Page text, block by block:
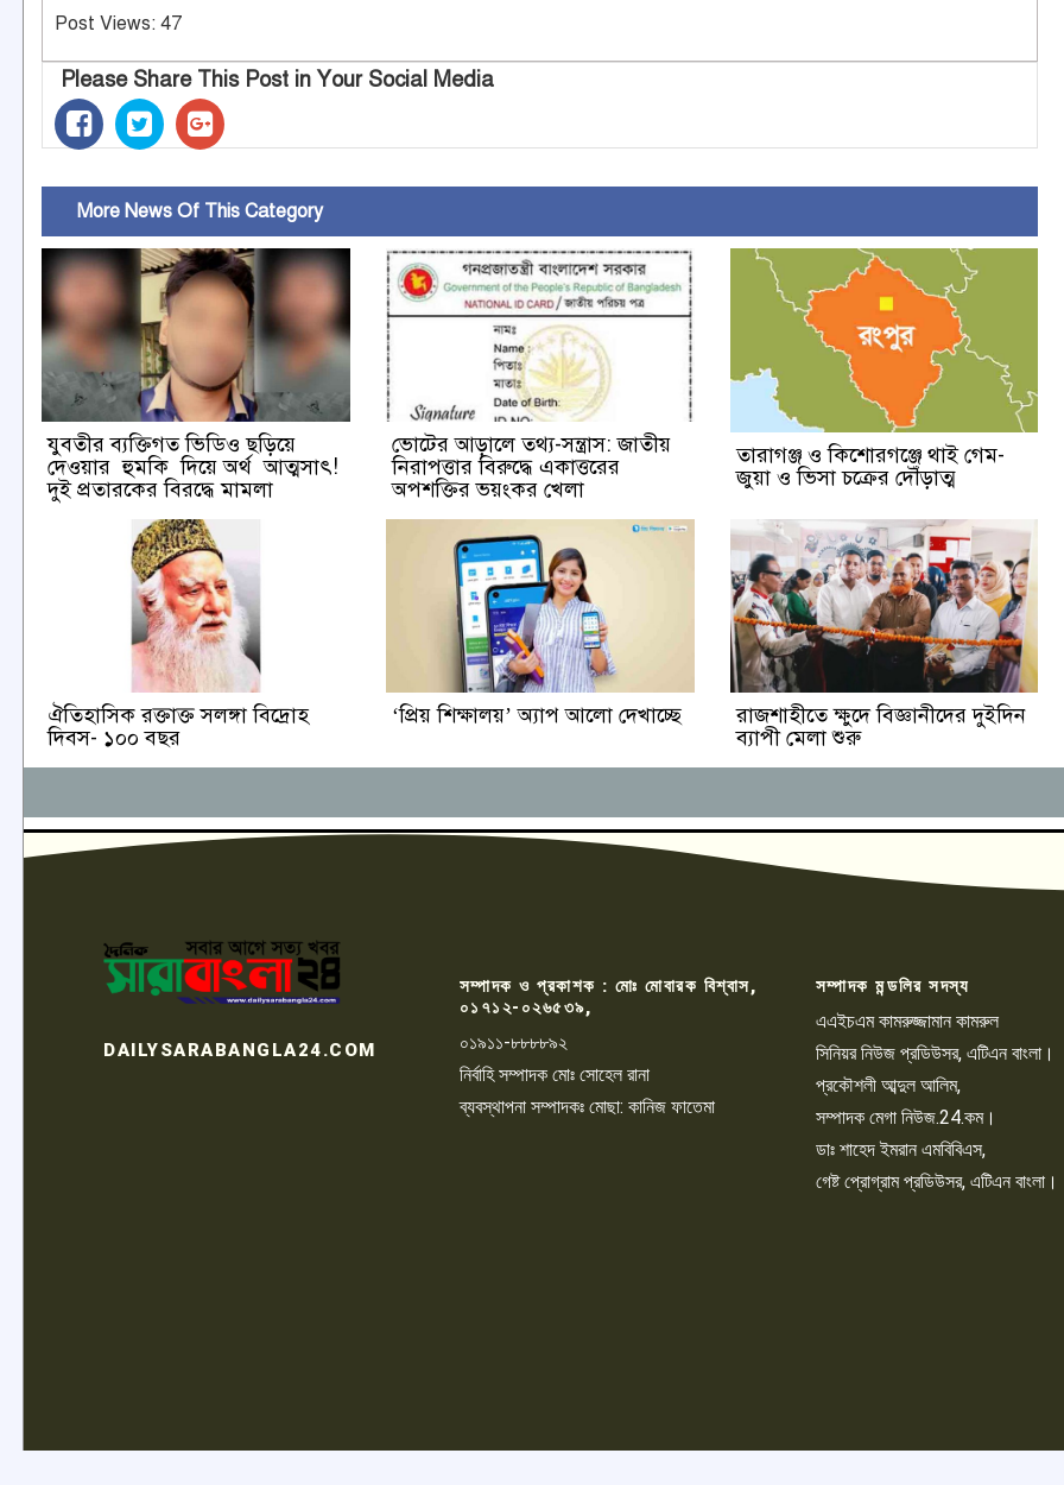
Post Views: 47
Please Share This Post in Your Social Media
More News Of This Category
যুবতীর ব্যক্তিগত ভিডিও ছড়িয়ে
দেওয়ার হুমকি দিয়ে অর্থ আত্মসাৎ!
দুই প্রতারকের বিরদ্ধে মামলা
ভোটের আড়ালে তথ্য-সন্ত্রাস: জাতীয়
নিরাপত্তার বিরুদ্ধে একাত্তরের
অপশক্তির ভয়ংকর খেলা
তারাগঞ্জ ও কিশোরগঞ্জে থাই গেম-
জুয়া ও ভিসা চক্রের দৌঁড়াত্ম
ঐতিহাসিক রক্তাক্ত সলঙ্গা বিদ্রোহ
দিবস- ১০০ বছর
‘প্রিয় শিক্ষালয়’ অ্যাপ আলো দেখাচ্ছে
রাজশাহীতে ক্ষুদে বিজ্ঞানীদের দুইদিন
ব্যাপী মেলা শুরু
DAILYSARABANGLA24.COM
সম্পাদক ও প্রকাশক : মোঃ মোবারক বিশ্বাস,
০১৭১২-০২৬৫৩৯,
০১৯১১-৮৮৮৮৯২
নির্বাহি সম্পাদক মোঃ সোহেল রানা
ব্যবস্থাপনা সম্পাদকঃ মোছা: কানিজ ফাতেমা
সম্পাদক মন্ডলির সদস্য
এএইচএম কামরুজ্জামান কামরুল
সিনিয়র নিউজ প্রডিউসর, এটিএন বাংলা।
প্রকৌশলী আব্দুল আলিম,
সম্পাদক মেগা নিউজ.24.কম।
ডাঃ শাহেদ ইমরান এমবিবিএস,
গেষ্ট প্রোগ্রাম প্রডিউসর, এটিএন বাংলা।